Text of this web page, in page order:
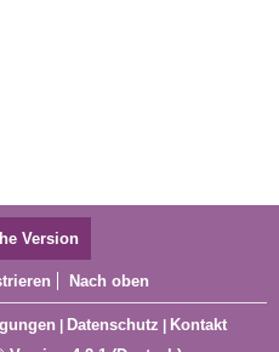
Version
Nach oben
Datenschutz
Kontakt